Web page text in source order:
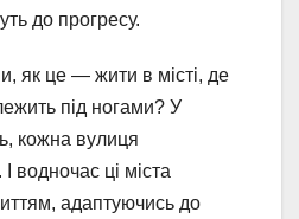
до прогресу.
як це — жити в місті, де
під ногами? У
кожна вулиця
водночас ці міста
адаптуючись до